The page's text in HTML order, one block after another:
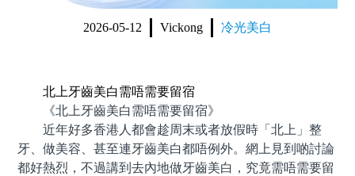
收費標準 change standard
2026-05-12 Vickong 冷光美白
北上牙齒美白需唔需要留宿
《北上牙齒美白需唔需要留宿》
近年好多香港人都會趁周末或者放假時「北上」整
牙、做美容、甚至連牙齒美白都唔例外。網上見到啲討論
都好熱烈，不過講到去內地做牙齒美白，究竟需唔需要留